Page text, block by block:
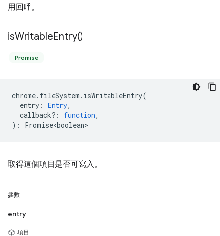
用回呼。
isWritableEntry()
Promise
chrome. fileSystem . isWritableEntry(
entry : Entry,
callback? : function,
) : Promise<boolean>
取得這個項目是否可寫入。
參數
entry
項目